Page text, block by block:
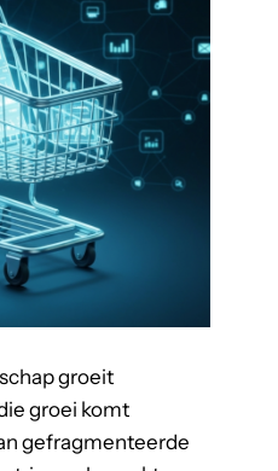
groeit
groei komt
gefragmenteerde